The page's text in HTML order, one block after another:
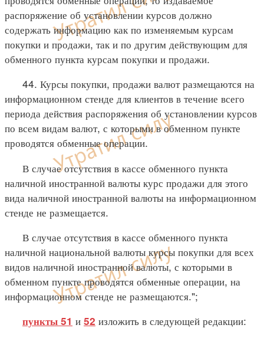
распоряжение об установлении курсов должно
содержать информацию как по изменяемым курсам
покупки и продажи, так и по другим действующим для
обменного пункта курсам покупки и продажи.
44. Курсы покупки, продажи валют размещаются на
информационном стенде для клиентов в течение всего
периода действия распоряжения об установлении курсов
по всем видам валют, с которыми в обменном пункте
проводятся обменные операции.
В случае отсутствия в кассе обменного пункта
наличной иностранной валюты курс продажи для этого
вида наличной иностранной валюты на информационном
стенде не размещается.
В случае отсутствия в кассе обменного пункта
наличной национальной валюты курсы покупки для всех
видов наличной иностранной валюты, с которыми в
обменном пункте проводятся обменные операции, на
информационном стенде не размещаются.";
пункты 51 и 52 изложить в следующей редакции: